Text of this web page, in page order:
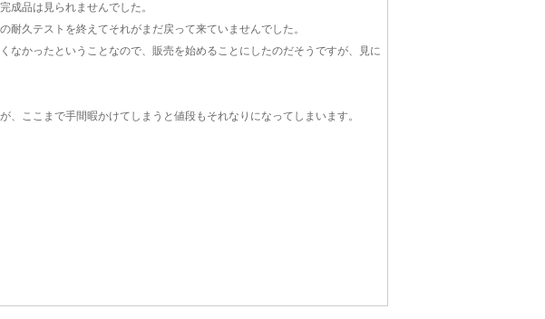
成品は見られませんでした。
久テストを終えてそれがまだ戻って来ていませんでした。
なかったということなので、販売を始めることにしたのだそうですが、見に
ここまで手間暇かけてしまうと値段もそれなりになってしまいます。